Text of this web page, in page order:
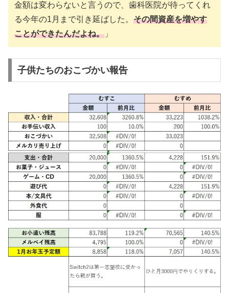
金額は変わらないと言うので、歯科医院が待ってくれ
る今年の1月まで引き延ばした。 その間資産を増やす
ことができたんだよね。 」
子供たちのおこづかい報告